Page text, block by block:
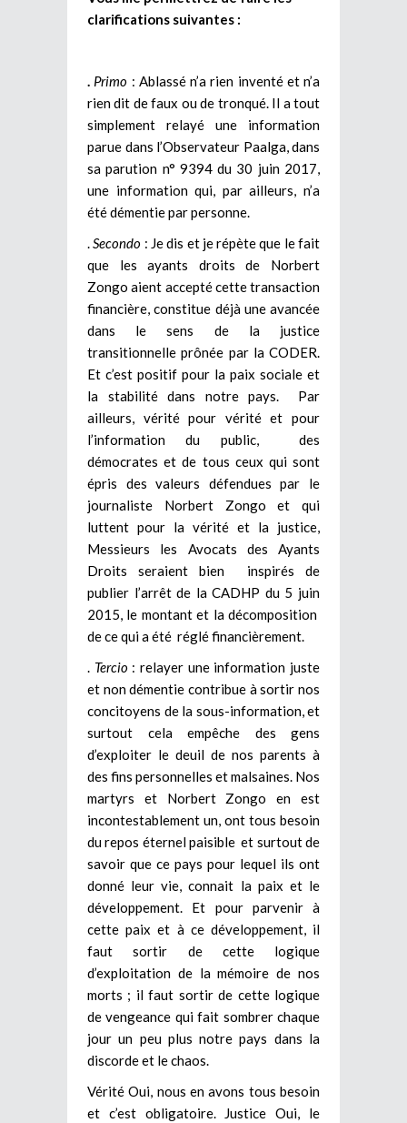
clarifications suivantes :
Primo : Ablassé n’a rien inventé et n’a
rien dit de faux ou de tronqué. Il a tout
simplement relayé une information
parue dans l’Observateur Paalga, dans
sa parution n° 9394 du 30 juin 2017,
une information qui, par ailleurs, n’a
été démentie par personne.
Secondo : Je dis et je répète que le fait
que les ayants droits de Norbert
Zongo aient accepté cette transaction
financière, constitue déjà une avancée
dans le sens de la justice
transitionnelle prônée par la CODER.
Et c’est positif pour la paix sociale et
la stabilité dans notre pays. Par
ailleurs, vérité pour vérité et pour
l’information du public, des
démocrates et de tous ceux qui sont
épris des valeurs défendues par le
journaliste Norbert Zongo et qui
luttent pour la vérité et la justice,
Messieurs les Avocats des Ayants
Droits seraient bien inspirés de
publier l’arrêt de la CADHP du 5 juin
2015, le montant et la décomposition
de ce qui a été réglé financièrement.
Tercio: relayer une information juste
et non démentie contribue à sortir nos
concitoyens de la sous-information, et
surtout cela empêche des gens
d’exploiter le deuil de nos parents à
des fins personnelles et malsaines. Nos
martyrs et Norbert Zongo en est
incontestablement un, ont tous besoin
du repos éternel paisible et surtout de
savoir que ce pays pour lequel ils ont
donné leur vie, connait la paix et le
développement. Et pour parvenir à
cette paix et à ce développement, il
faut sortir de cette logique
d’exploitation de la mémoire de nos
morts ; il faut sortir de cette logique
de vengeance qui fait sombrer chaque
jour un peu plus notre pays dans la
discorde et le chaos.
Vérité Oui, nous en avons tous besoin
et c’est obligatoire. Justice Oui, le